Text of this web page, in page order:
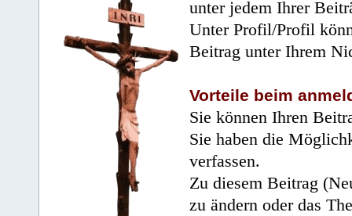
unter jedem Ihrer
Unter Profil/Profil
Beitrag unter Ihrem
Vorteile beim
Sie können Ihren
Sie haben die
verfassen.
Zu diesem Beitrag
zu ändern oder das